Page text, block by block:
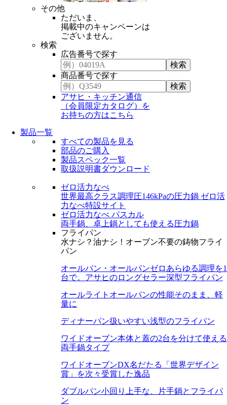
その他
ただいま、
掲載中のキャンペーンは
ございません。
検索
広告番号で探す
商品番号で探す
アサヒ・キッチン通信
（会員限定カタログ）を
お持ちの方はこちら
製品一覧
すべての製品を見る
部品のご購入
製品スペック一覧
取扱説明書ダウンロード
ゼロ活力なべ
世界最高クラス調理圧146kPaの圧力鍋 ゼロ活
力なべ特設サイト
ゼロ活力なべ パスカル
両手鍋、卓上鍋としても使える圧力鍋
フライパン
水ナシ？油ナシ！オーブン不要の鋳物フライ
パン
オールパン・オールパンゼロ あらゆる調理を1
台で。アサヒのロングセラー深型フライパン
オールライト オールパンの性能そのまま、軽
量に
ディナーパン扱いやすい浅型のフライパン
ワイドオーブン本体と蓋の2台を分けて使える
両手鍋タイプ
ワイドオーブンDX名だたる「世界デザイン
賞」を次々受賞した逸品
ダブルパン小回り上手な、片手鍋とフライパ
ン